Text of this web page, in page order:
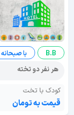
B.B
با صبحانه
هر نفر دو تخته
کودک با تخت
قیمت به تومان